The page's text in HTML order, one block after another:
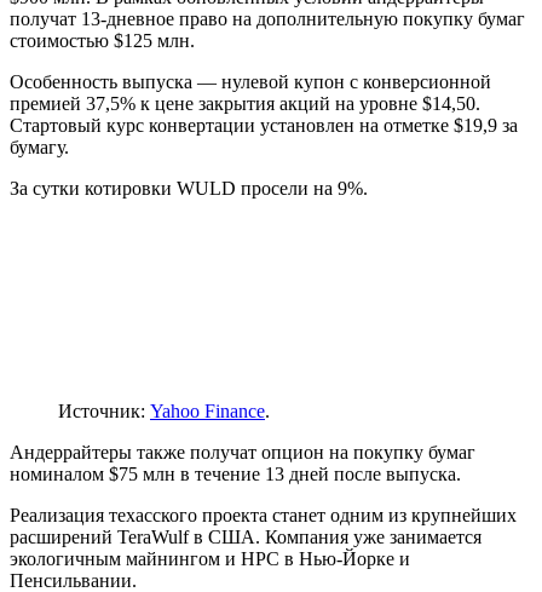
получат 13-дневное право на дополнительную покупку бумаг
стоимостью $125 млн.
Особенность выпуска — нулевой купон с конверсионной
премией 37,5% к цене закрытия акций на уровне $14,50.
Стартовый курс конвертации установлен на отметке $19,9 за
бумагу.
За сутки котировки WULD просели на 9%.
Источник: Yahoo Finance.
Андеррайтеры также получат опцион на покупку бумаг
номиналом $75 млн в течение 13 дней после выпуска.
Реализация техасского проекта станет одним из крупнейших
расширений TeraWulf в США. Компания уже занимается
экологичным майнингом и HPC в Нью-Йорке и
Пенсильвании.